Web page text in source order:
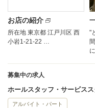
お店の紹介
所在地 東京都 江戸川区 西
小岩1-21-22 …
"
募集中の求人
ホールスタッフ・サービス
アルバイト・パート